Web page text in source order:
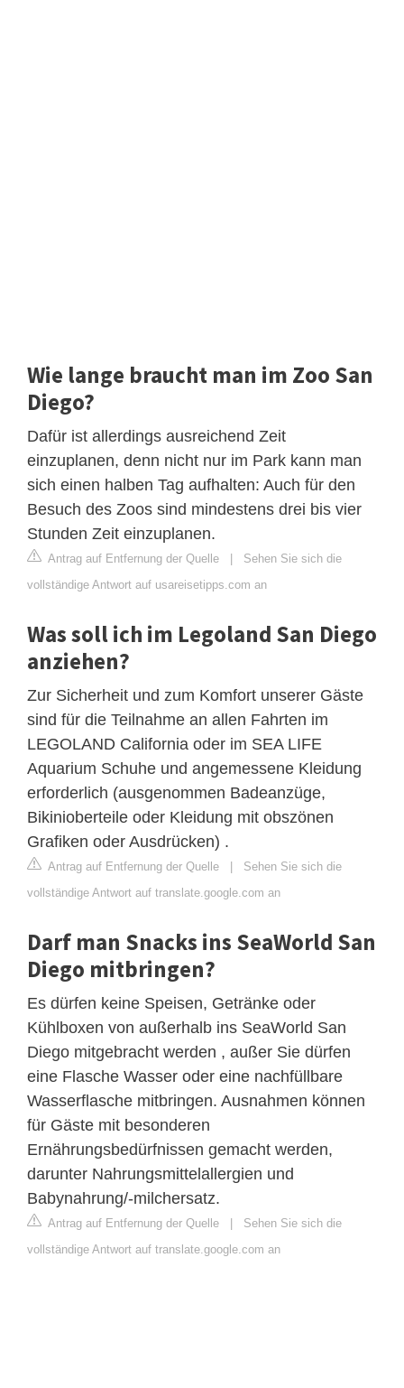
Wie lange braucht man im Zoo San
Diego?
Dafür ist allerdings ausreichend Zeit
einzuplanen, denn nicht nur im Park kann man
sich einen halben Tag aufhalten: Auch für den
Besuch des Zoos sind mindestens drei bis vier
Stunden Zeit einzuplanen.
Antrag auf Entfernung der Quelle | Sehen Sie sich die
vollständige Antwort auf usareisetipps.com an
Was soll ich im Legoland San Diego
anziehen?
Zur Sicherheit und zum Komfort unserer Gäste
sind für die Teilnahme an allen Fahrten im
LEGOLAND California oder im SEA LIFE
Aquarium Schuhe und angemessene Kleidung
erforderlich (ausgenommen Badeanzüge,
Bikinioberteile oder Kleidung mit obszönen
Grafiken oder Ausdrücken) .
Antrag auf Entfernung der Quelle | Sehen Sie sich die
vollständige Antwort auf translate.google.com an
Darf man Snacks ins SeaWorld San
Diego mitbringen?
Es dürfen keine Speisen, Getränke oder
Kühlboxen von außerhalb ins SeaWorld San
Diego mitgebracht werden , außer Sie dürfen
eine Flasche Wasser oder eine nachfüllbare
Wasserflasche mitbringen. Ausnahmen können
für Gäste mit besonderen
Ernährungsbedürfnissen gemacht werden,
darunter Nahrungsmittelallergien und
Babynahrung/-milchersatz.
Antrag auf Entfernung der Quelle | Sehen Sie sich die
vollständige Antwort auf translate.google.com an